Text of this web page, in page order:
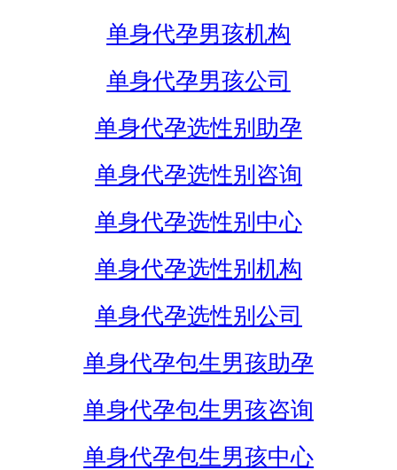
单身代孕男孩机构
单身代孕男孩公司
单身代孕选性别助孕
单身代孕选性别咨询
单身代孕选性别中心
单身代孕选性别机构
单身代孕选性别公司
单身代孕包生男孩助孕
单身代孕包生男孩咨询
单身代孕包生男孩中心